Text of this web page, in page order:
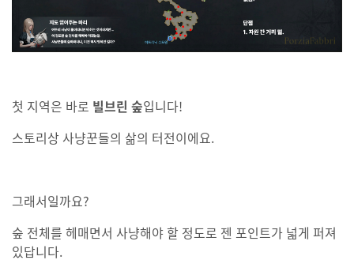
첫 지역은 바로 빌브린 숲입니다!
스토리상 사냥꾼들의 삶의 터전이에요.
그래서일까요?
숲 전체를 헤매면서 사냥해야 할 정도로 젠 포인트가 넓게 퍼져
있답니다.